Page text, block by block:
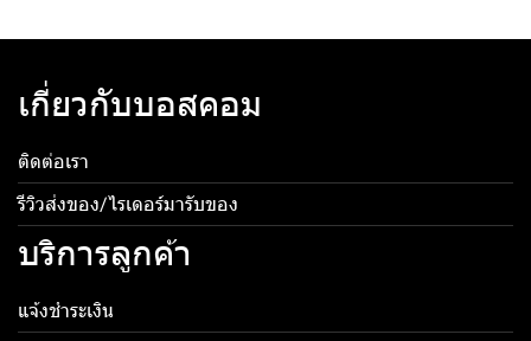
เกี่ยวกับบอสคอม
ติดต่อเรา
รีวิวส่งของ/ไรเดอร์มารับของ
บริการลูกค้า
แจ้งชำระเงิน